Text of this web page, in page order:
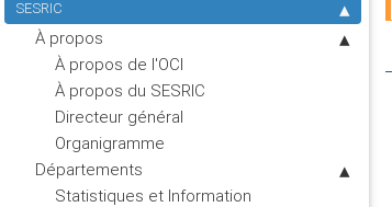
SESRIC
À propos
À propos de l'OCI
À propos du SESRIC
Directeur général
Organigramme
Départements
Statistiques et Information